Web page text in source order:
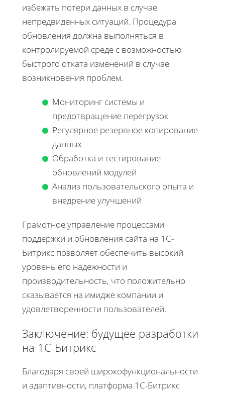
избежать потери данных в случае
непредвиденных ситуаций. Процедура
обновления должна выполняться в
контролируемой среде с возможностью
быстрого отката изменений в случае
возникновения проблем.
Мониторинг системы и
предотвращение перегрузок
Регулярное резервное копирование
данных
Обработка и тестирование
обновлений модулей
Анализ пользовательского опыта и
внедрение улучшений
Грамотное управление процессами
поддержки и обновления сайта на 1С-
Битрикс позволяет обеспечить высокий
уровень его надежности и
производительность, что положительно
сказывается на имидже компании и
удовлетворенности пользователей.
Заключение: будущее разработки
на 1С-Битрикс
Благодаря своей широкофункциональности
и адаптивности, платформа 1С-Битрикс